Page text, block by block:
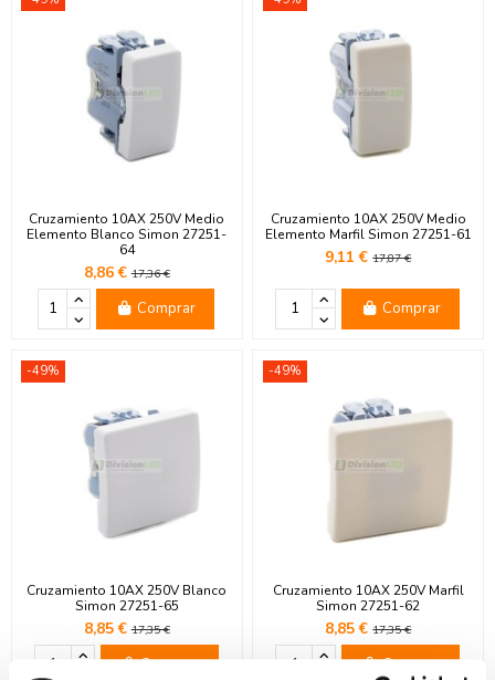
Cruzamiento 10AX 250V Medio
Elemento Blanco Simon 27251-
64
8,86 €17,36 €
Comprar
Cruzamiento 10AX 250V Medio
Elemento Marfil Simon 27251-61
9,11 €17,87 €
Comprar
-49%
Cruzamiento 10AX 250V Blanco
Simon 27251-65
8,85 €17,35 €
Comprar
-49%
Cruzamiento 10AX 250V Marfil
Simon 27251-62
8,85 €17,35 €
Comprar